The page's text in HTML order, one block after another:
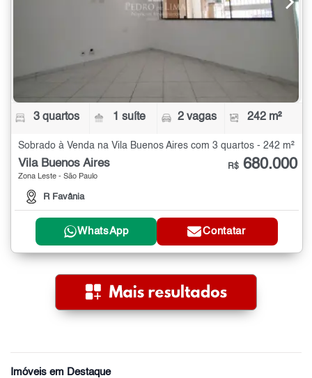
3 quartos 1 suíte 2 vagas 242 m²
Sobrado à Venda na Vila Buenos Aires com 3 quartos - 242 m²
Vila Buenos Aires
Zona Leste - São Paulo
R Favânia
R$ 680.000
WhatsApp Contatar
Imóveis em Destaque